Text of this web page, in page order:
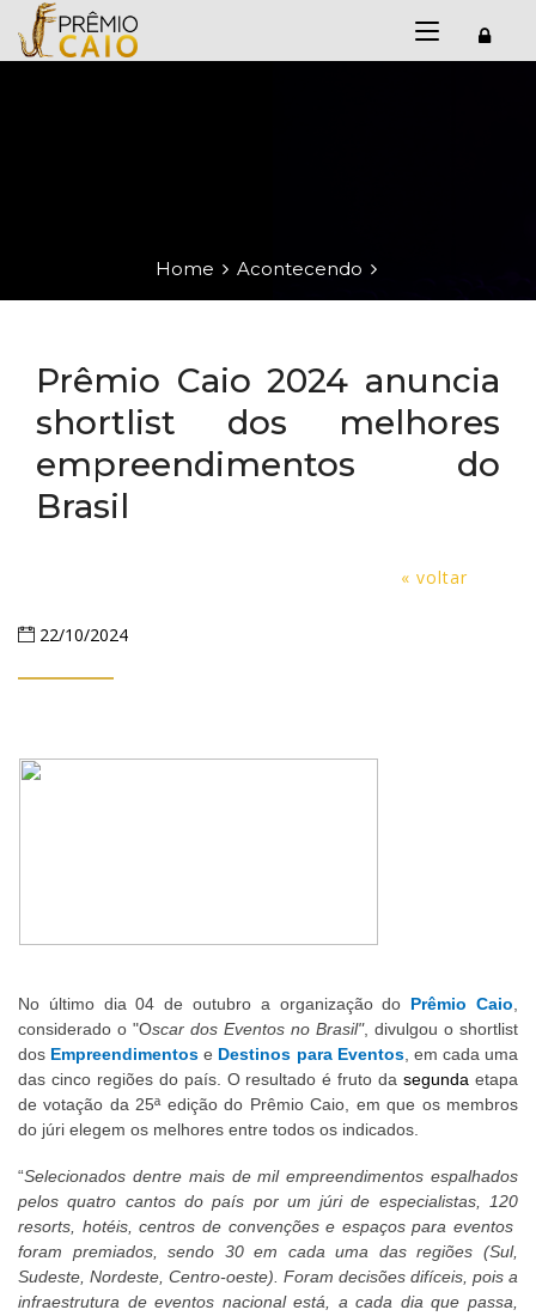
Home Acontecendo
Prêmio Caio 2024 anuncia
shortlist dos melhores
empreendimentos do
Brasil
« voltar
22/10/2024
No último dia 04 de outubro a organização do Prêmio Caio
considerado o "Oscar dos Eventos no Brasil", divulgou o shortlist
dos Empreendimentose Destinos para Eventos, em cada uma
das cinco regiões do país. O resultado é fruto dasegundaetapa
de votação da 25ª edição do Prêmio Caio, em que os membros
do júri elegem os melhores entre todos os indicados.
“Selecionados dentre mais de mil empreendimentos espalhados
pelos quatro cantos do país por um júri de especialistas, 120
resorts, hotéis, centros de convenções e espaços para eventos
foram premiados, sendo 30 em cada uma das regiões (Sul,
Sudeste, Nordeste, Centro-oeste). Foram decisões difíceis, pois a
infraestrutura de eventos nacional está, a cada dia que passa,